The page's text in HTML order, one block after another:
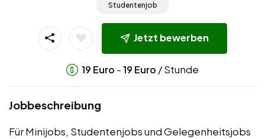
Studentenjob
Jetzt bewerben
19 Euro -19 Euro / Stunde
Jobbeschreibung
Für Minijobs, Studentenjobs und Gelegenheitsjobs